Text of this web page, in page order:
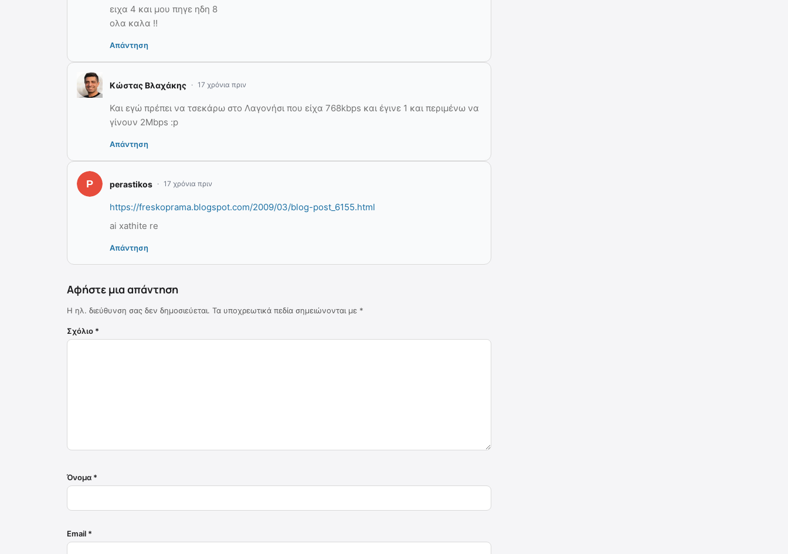
ειχα 4 και μου πηγε ηδη 8
ολα καλα !!
Απάντηση
Κώστας Βλαχάκης 17 χρόνια πριν
Και εγώ πρέπει να τσεκάρω στο Λαγονήσι που είχα 768kbps και έγινε 1 και περιμένω να
γίνουν 2Mbps :p
Απάντηση
perastikos 17 χρόνια πριν
https://freskoprama.blogspot.com/2009/03/blog-post_6155.html
ai xathite re
Απάντηση
Αφήστε μια απάντηση
Η ηλ. διεύθυνση σας δεν δημοσιεύεται. Τα υποχρεωτικά πεδία σημειώνονται με *
Σχόλιο *
Όνομα *
Email *